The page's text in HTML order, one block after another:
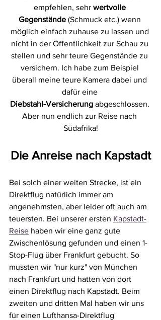
empfehlen, sehr wertvolle
Gegenstände (Schmuck etc.) wenn
möglich einfach zuhause zu lassen und
nicht in der Öffentlichkeit zur Schau zu
stellen und sehr teure Gegenstände zu
versichern. Ich habe zum Beispiel
überall meine teure Kamera dabei und
dafür eine
Diebstahl-Versicherung abgeschlossen.
Aber nun endlich zur Reise nach
Südafrika!
Die Anreise nach Kapstadt
Bei solch einer weiten Strecke, ist ein
Direktflug natürlich immer am
angenehmsten, aber leider oft auch am
teuersten. Bei unserer ersten Kapstadt-
Reise haben wir eine ganz gute
Zwischenlösung gefunden und einen 1-
Stop-Flug über Frankfurt gebucht. So
mussten wir "nur kurz" von München
nach Frankfurt und hatten von dort
einen Direktflug nach Kapstadt. Beim
zweiten und dritten Mal haben wir uns
für einen Lufthansa-Direktflug